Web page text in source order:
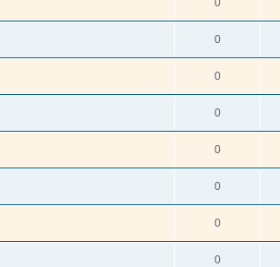
0
0
0
0
0
0
0